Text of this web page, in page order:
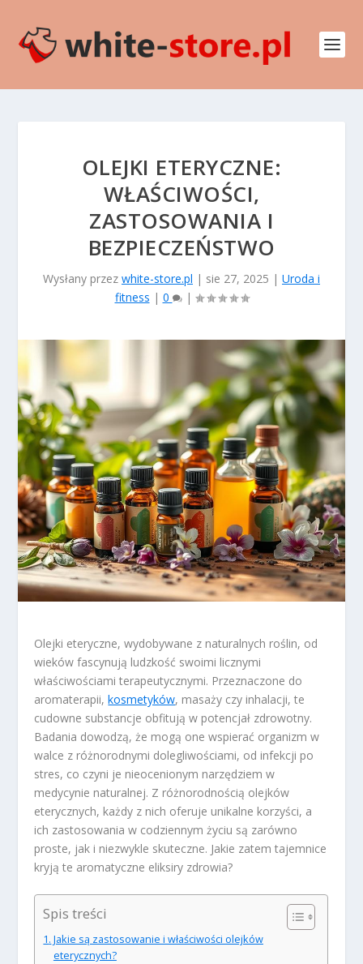
OLEJKI ETERYCZNE:
WŁAŚCIWOŚCI,
ZASTOSOWANIA I
BEZPIECZEŃSTWO
Wysłany przez white-store.pl | sie 27, 2025 | Uroda i
fitness | 0 |
Olejki eteryczne, wydobywane z naturalnych roślin, od
wieków fascynują ludzkość swoimi licznymi
właściwościami terapeutycznymi. Przeznaczone do
aromaterapii,kosmetyków, masaży czy inhalacji, te
cudowne substancje obfitują w potencjał zdrowotny.
Badania dowodzą, że mogą one wspierać organizm w
walce z różnorodnymi dolegliwościami, od infekcji po
stres, co czyni je nieocenionym narzędziem w
medycynie naturalnej. Z różnorodnością olejków
eterycznych, każdy z nich oferuje unikalne korzyści, a
ich zastosowania w codziennym życiu są zarówno
proste, jak i niezwykle skuteczne. Jakie zatem tajemnice
kryją te aromatyczne eliksiry zdrowia?
Spis treści
Jakie są zastosowanie i właściwości olejków
eterycznych?